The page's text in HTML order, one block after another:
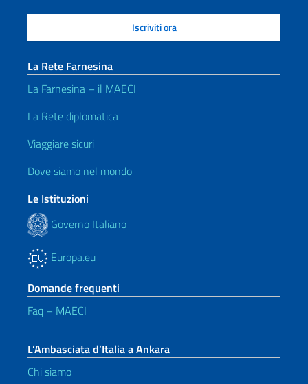
La Rete Farnesina
La Farnesina – il MAECI
La Rete diplomatica
Viaggiare sicuri
Dove siamo nel mondo
Le Istituzioni
Governo Italiano
Europa.eu
Domande frequenti
Faq – MAECI
L’Ambasciata d’Italia a Ankara
Chi siamo